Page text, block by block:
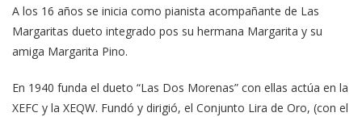
A los 16 años se inicia como pianista acompañante de Las
Margaritas dueto integrado pos su hermana Margarita y su
amiga Margarita Pino.
En 1940 funda el dueto “Las Dos Morenas” con ellas actúa en la
XEFC y la XEQW. Fundó y dirigió, el Conjunto Lira de Oro, (con el